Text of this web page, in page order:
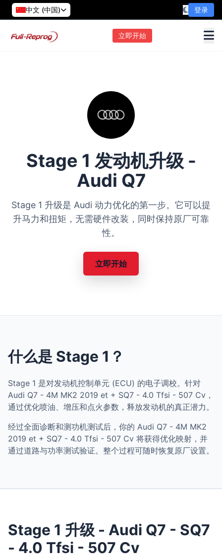
中文 (中国) 登录
立即开始
Stage 1 发动机升级 -
Audi Q7
Stage 1 升级是 Audi 动力优化的第一步。它可以提
升马力和扭矩，无需硬件改装，同时保持原厂可靠
性。
立即开始
什么是 Stage 1？
Stage 1 是对发动机控制单元 (ECU) 的电子调校。针对
Audi Q7 - 4M MK2 2019 et + SQ7 - 4.0 Tfsi - 507 Cv，
通过优化喷油、增压和点火参数，释放发动机的真正潜力。
经过全面诊断和测功机测试后，你的 Audi Q7 - 4M MK2
2019 et + SQ7 - 4.0 Tfsi - 507 Cv 将获得优化映射，并
通过道路与功率测试验证。整个过程可随时恢复原厂设置。
Stage 1 升级 - Audi Q7 - SQ7
- 4.0 Tfsi - 507 Cv